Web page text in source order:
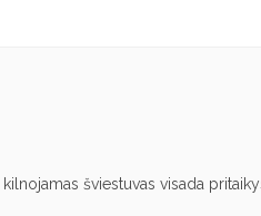
šviestuvas visada